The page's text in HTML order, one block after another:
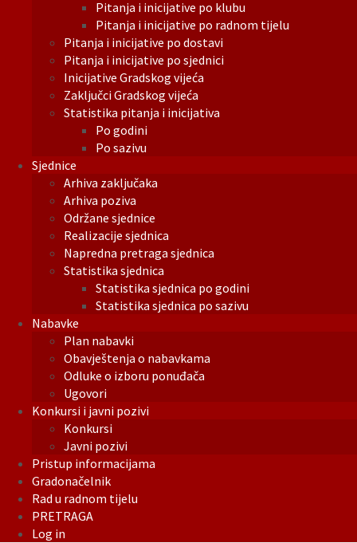
Pitanja i inicijative po klubu
Pitanja i inicijative po radnom tijelu
Pitanja i inicijative po dostavi
Pitanja i inicijative po sjednici
Inicijative Gradskog vijeća
Zaključci Gradskog vijeća
Statistika pitanja i inicijativa
Po godini
Po sazivu
Sjednice
Arhiva zaključaka
Arhiva poziva
Održane sjednice
Realizacije sjednica
Napredna pretraga sjednica
Statistika sjednica
Statistika sjednica po godini
Statistika sjednica po sazivu
Nabavke
Plan nabavki
Obavještenja o nabavkama
Odluke o izboru ponuđača
Ugovori
Konkursi i javni pozivi
Konkursi
Javni pozivi
Pristup informacijama
Gradonačelnik
Rad u radnom tijelu
PRETRAGA
Log in